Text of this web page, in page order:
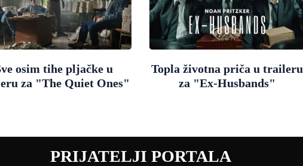
osim tihe pljačke u
za "The Quiet Ones"
Topla životna priča u traileru
za "Ex-Husbands"
PRIJATELJI PORTALA